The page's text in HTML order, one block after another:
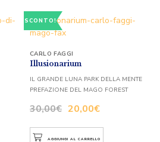
SCONTO!
Illusionarium
30,00€ 20,00€
CARLO FAGGI
IL GRANDE LUNA PARK DELLA MENTE
PREFAZIONE DEL MAGO FOREST
AGGIUNGI AL CARRELLO